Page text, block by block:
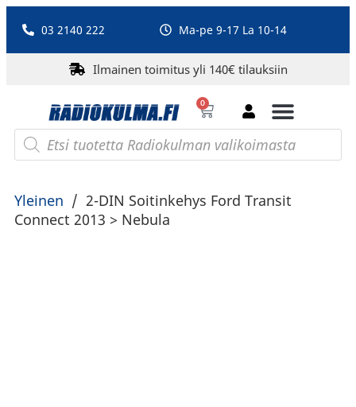
03 2140 222 Ma-pe 9-17 La 10-14
Ilmainen toimitus yli 140€ tilauksiin
0
Yleinen / 2-DIN Soitinkehys Ford Transit
Connect 2013 > Nebula